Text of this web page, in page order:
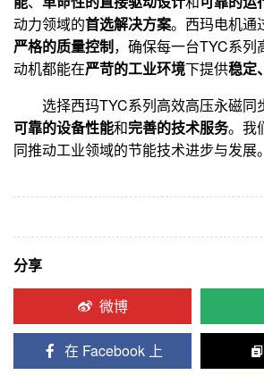
动力领域的首选解决方案。西玛电机通
严格的质量控制，确保每一台TYC系
动机都能在严苛的工业环境下提供稳定
选择西玛TYC系列高效高压永磁同
可靠的设备性能和完善的技术服务。我
同推动工业领域的节能技术进步与发展。
分享
微博
在 Facebook 上